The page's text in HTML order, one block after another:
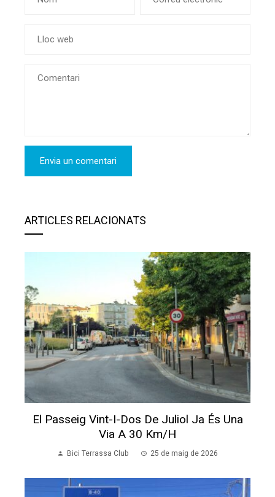
ARTICLES RELACIONATS
El Passeig Vint-I-Dos De Juliol Ja És Una
Via A 30 Km/h
Bici Terrassa Club 25 de maig de 2026